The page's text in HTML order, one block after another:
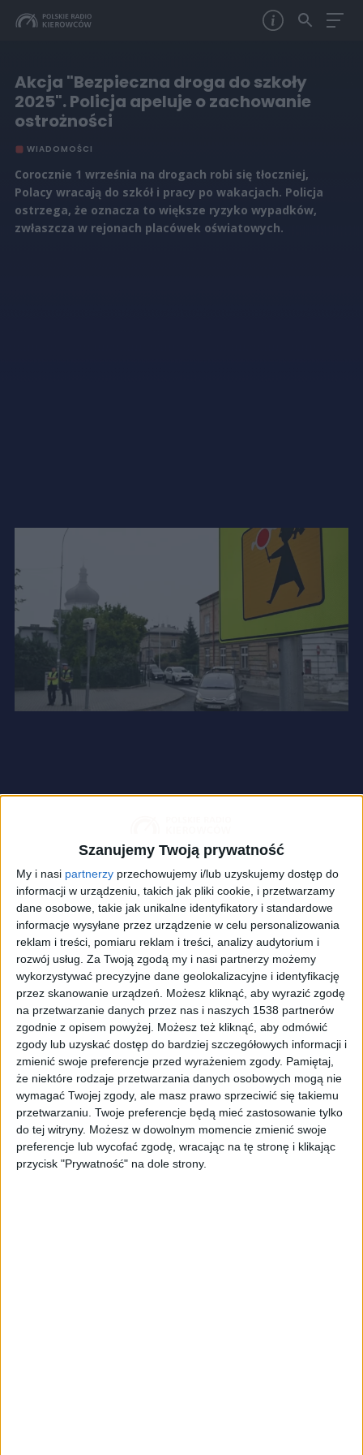
Szanujemy Twoją prywatność
My i nasi partnerzy przechowujemy i/lub uzyskujemy dostęp do
informacji w urządzeniu, takich jak pliki cookie, i przetwarzamy
dane osobowe, takie jak unikalne identyfikatory i standardowe
informacje wysyłane przez urządzenie w celu personalizowania
reklam i treści, pomiaru reklam i treści, analizy audytorium i
rozwój usług. Za Twoją zgodą my i nasi partnerzy możemy
wykorzystywać precyzyjne dane geolokalizacyjne i identyfikację
przez skanowanie urządzeń. Możesz kliknąć, aby wyrazić zgodę
na przetwarzanie danych przez nas i naszych 1538 partnerów
zgodnie z opisem powyżej. Możesz też kliknąć, aby odmówić
zgody lub uzyskać dostęp do bardziej szczegółowych informacji i
zmienić swoje preferencje przed wyrażeniem zgody. Pamiętaj,
że niektóre rodzaje przetwarzania danych osobowych mogą nie
wymagać Twojej zgody, ale masz prawo sprzeciwić się takiemu
przetwarzaniu. Twoje preferencje będą mieć zastosowanie tylko
do tej witryny. Możesz w dowolnym momencie zmienić swoje
preferencje lub wycofać zgodę, wracając na tę stronę i klikając
przycisk "Prywatność" na dole strony.
Akcja "Bezpieczna droga do szkoły
2025". Policja apeluje o zachowanie
ostrożności
WIADOMOŚCI
Corocznie 1 września na drogach robi się tłoczniej,
Polacy wracają do szkół i pracy po wakacjach. Policja
ostrzega, że oznacza to większe ryzyko wypadków,
zwłaszcza w rejonach placówek oświatowych.
Corocznie 1 września na drogach robi się tłoczniej, Polacy wracają
do szkół i pracy po wakacjachFoto:PAP/Darek Delmanowicz
Więcej patroli na drogach
W pierwszych dniach nauki w okolicach szkół pojawi
się więcej policyjnych patroli. W tym czasie policjanci
będą kontrolować zachowania wszystkich
uczestników ruchu drogowego ze szczególną uwagą
na kierujących oraz pieszych, stwarzających
zagrożenie w ruchu drogowym. Funkcjonariusze